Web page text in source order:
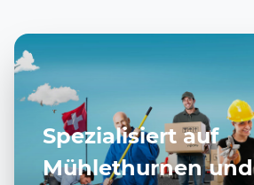
Spezialisiert auf
Mühlethurnen und